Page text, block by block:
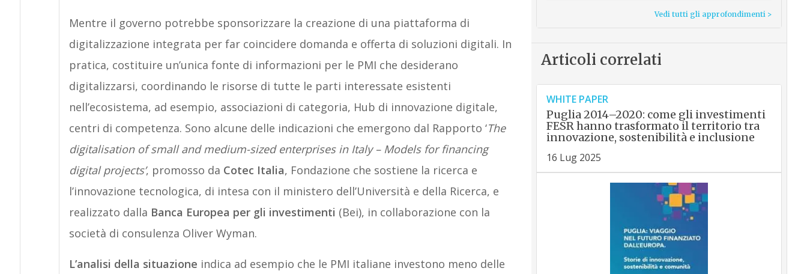
Mentre il governo potrebbe sponsorizzare la creazione di una piattaforma di
digitalizzazione integrata per far coincidere domanda e offerta di soluzioni digitali. In
pratica, costituire un’unica fonte di informazioni per le PMI che desiderano
digitalizzarsi, coordinando le risorse di tutte le parti interessate esistenti
nell’ecosistema, ad esempio, associazioni di categoria, Hub di innovazione digitale,
centri di competenza. Sono alcune delle indicazioni che emergono dal Rapporto ‘The
digitalisation of small and medium-sized enterprises in Italy – Models for financing
digital projects’, promosso da Cotec Italia, Fondazione che sostiene la ricerca e
l’innovazione tecnologica, di intesa con il ministero dell’Università e della Ricerca, e
realizzato dalla Banca Europea per gli investimenti (Bei), in collaborazione con la
società di consulenza Oliver Wyman.
L’analisi della situazione indica ad esempio che le PMI italiane investono meno delle
Vedi tutti gli approfondimenti >
Articoli correlati
WHITE PAPER
Puglia 2014–2020: come gli investimenti
FESR hanno trasformato il territorio tra
innovazione, sostenibilità e inclusione
16 Lug 2025